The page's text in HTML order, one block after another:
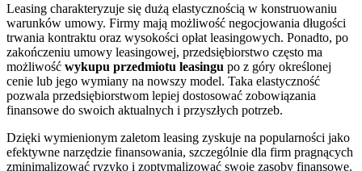
Leasing charakteryzuje się dużą elastycznością w konstruowaniu
warunków umowy. Firmy mają możliwość negocjowania długości
trwania kontraktu oraz wysokości opłat leasingowych. Ponadto, po
zakończeniu umowy leasingowej, przedsiębiorstwo często ma
możliwość wykupu przedmiotu leasingu po z góry określonej
cenie lub jego wymiany na nowszy model. Taka elastyczność
pozwala przedsiębiorstwom lepiej dostosować zobowiązania
finansowe do swoich aktualnych i przyszłych potrzeb.
Dzięki wymienionym zaletom leasing zyskuje na popularności jako
efektywne narzędzie finansowania, szczególnie dla firm pragnących
zminimalizować ryzyko i zoptymalizować swoje zasoby finansowe.